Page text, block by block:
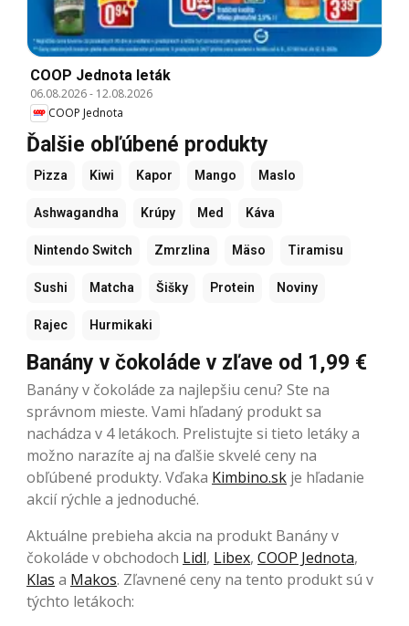
COOP Jednota leták
06.08.2026- 12.08.2026
COOP Jednota
Ďalšie obľúbené produkty
Pizza Kiwi Kapor Mango Maslo
Ashwagandha Krúpy Med Káva
Nintendo Switch Zmrzlina Mäso Tiramisu
Sushi Matcha Šišky Protein Noviny
Rajec Hurmikaki
Banány v čokoláde v zľave od 1,99 €
Banány v čokoláde za najlepšiu cenu? Ste na
správnom mieste. Vami hľadaný produkt sa
nachádza v 4 letákoch. Prelistujte si tieto letáky a
možno narazíte aj na ďalšie skvelé ceny na
obľúbené produkty. Vďaka Kimbino.sk je hľadanie
akcií rýchle a jednoduché.
Aktuálne prebieha akcia na produkt Banány v
čokoláde v obchodoch Lidl, Libex, COOP Jednota,
Klas a Makos. Zľavnené ceny na tento produkt sú v
týchto letákoch: